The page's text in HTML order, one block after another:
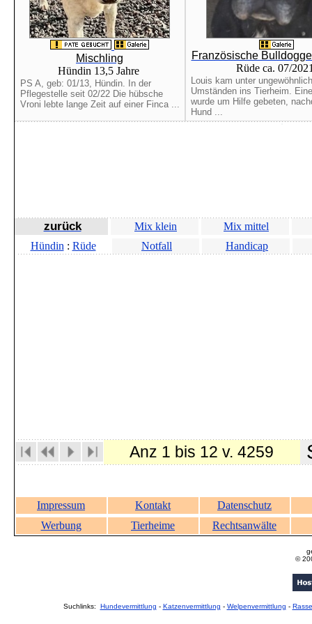
Mischling
Hündin 13,5 Jahre
PS A, geb: 01/13, Hündin. In der
Pflegestelle seit 02/22 Die hübsche
Vroni lebte lange Zeit auf einer Finca ...
Französische
Rüde ca. 07/
Louis kam unter
Umständen ins Tierheim.
wurde um Hilfe gebeten,
Hund ...
zurück Mix klein
Mix mittel
Hündin : Rüde Notfall Handicap
Anz 1 bis 12 v. 4259
Impressum Kontakt
Datenschutz
Werbung
Tierheime Rechtsanwälte
©
Suchlinks: Hundevermittlung - Katzenvermittlung - Welpenvermittlung -